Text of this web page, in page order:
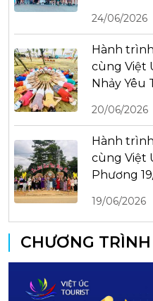
24/06/2026
Hành
cùng Việt
Nhảy Yêu
20/06/2026
Hành
cùng Việt
Phương
19/06/2026
CHƯƠNG